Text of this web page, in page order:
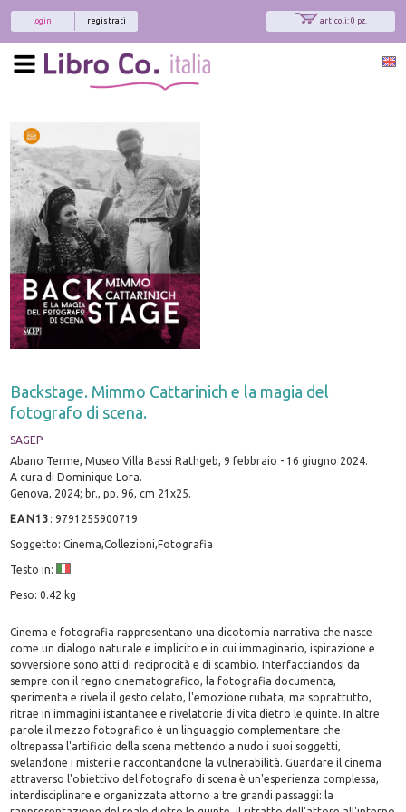
articoli: 0 pz.
registrati
login
Backstage. Mimmo Cattarinich e la magia del
fotografo di scena.
SAGEP
Abano Terme, Museo Villa Bassi Rathgeb, 9 febbraio - 16 giugno 2024.
A cura di Dominique Lora.
Genova, 2024; br., pp. 96, cm 21x25.
EAN13 :9791255900719
Soggetto: Cinema,Collezioni,Fotografia
Testo in:
Peso: 0.42 kg
Cinema e fotografia rappresentano una dicotomia narrativa che nasce
come un dialogo naturale e implicito e in cui immaginario, ispirazione e
sovversione sono atti di reciprocità e di scambio. Interfacciandosi da
sempre con il regno cinematografico, la fotografia documenta,
sperimenta e rivela il gesto celato, l'emozione rubata, ma soprattutto,
ritrae in immagini istantanee e rivelatorie di vita dietro le quinte. In altre
parole il mezzo fotografico è un linguaggio complementare che
oltrepassa l'artificio della scena mettendo a nudo i suoi soggetti,
svelandone i misteri e raccontandone la vulnerabilità. Guardare il cinema
attraverso l'obiettivo del fotografo di scena è un'esperienza complessa,
interdisciplinare e organizzata attorno a tre grandi passaggi: la